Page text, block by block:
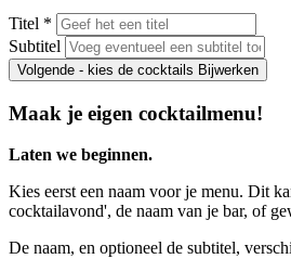
Titel *
Subtitel
Volgende - kies de cocktails Bijwerken
Maak je eigen cocktailmenu!
Laten we beginnen.
Kies eerst een naam voor je menu. Dit
cocktailavond', de naam van je bar, of
De naam, en optioneel de subtitel,